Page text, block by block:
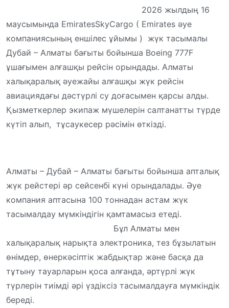
2026 жылдың 16
маусымында EmiratesSkyCargo ( Emirates әуе
компаниясының еншілес ұйымы ) жүк тасымалы
Дубай – Алматы бағыты бойынша Boeing 777F
ұшағымен алғашқы рейсін орындады. Алматы
халықаралық әуежайы алғашқы жүк рейсін
авиациядағы дәстүрлі су доғасымен қарсы алды.
Қызметкерлер экипаж мүшелерін салтанатты түрде
күтіп алып, тұсаукесер рәсімін өткізді.
Алматы – Дубай – Алматы бағыты бойынша апталық
жүк рейстері әр сейсенбі күні орындалады. Әуе
компания аптасына 100 тоннадан астам жүк
тасымалдау мүмкіндігін қамтамасыз етеді.
Бұл Алматы мен
халықаралық нарықта электроника, тез бұзылатын
өнімдер, өнеркәсіптік жабдықтар және басқа да
тұтыну тауарларын қоса алғанда, әртүрлі жүк
түрлерін тиімді әрі үздіксіз тасымалдауға мүмкіндік
береді.